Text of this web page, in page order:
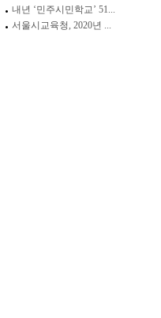
내년 ‘민주시민학교’ 51...
서울시교육청, 2020년 ...